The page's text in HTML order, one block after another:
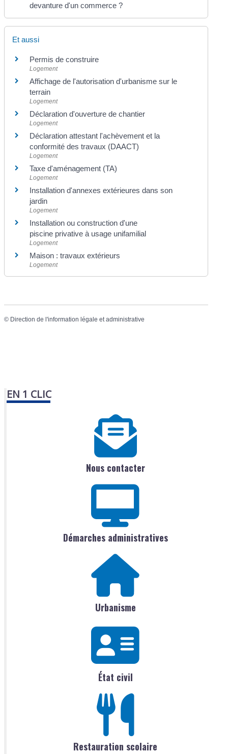
devanture d'un commerce ?
Et aussi
Permis de construire
Logement
Affichage de l'autorisation d'urbanisme sur le
terrain
Logement
Déclaration d'ouverture de chantier
Logement
Déclaration attestant l'achèvement et la
conformité des travaux (DAACT)
Logement
Taxe d'aménagement (TA)
Logement
Installation d'annexes extérieures dans son
jardin
Logement
Installation ou construction d'une
piscine privative à usage unifamilial
Logement
Maison : travaux extérieurs
Logement
© Direction de l'information légale et administrative
EN 1 CLIC
Nous contacter
Démarches administratives
Urbanisme
État civil
Restauration scolaire